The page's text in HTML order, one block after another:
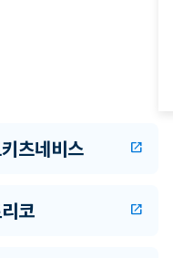
츠네비스 open_in_new
코 open_in_new